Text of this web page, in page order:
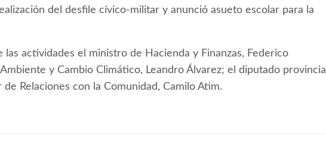
del desfile cívico-militar y anunció asueto escolar para la
las actividades el ministro de Hacienda y Finanzas, Federico
y Cambio Climático, Leandro Álvarez; el diputado provincial
Relaciones con la Comunidad, Camilo Atim.